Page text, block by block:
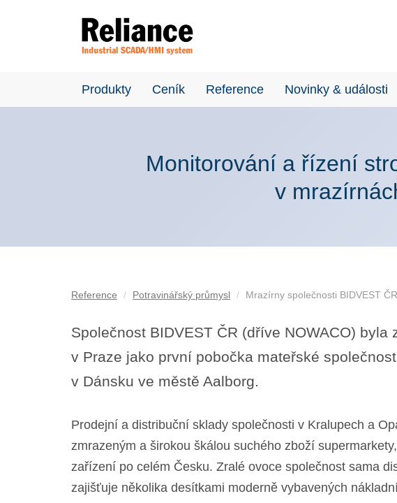
Produkty Ceník Reference Novinky & události
Monitorování a řízení
v
Reference Potravinářský průmysl Mrazírny společnosti BIDVEST ČR
Společnost BIDVEST ČR (dříve NOWACO) byla
v Praze jako první pobočka mateřské
v Dánsku ve městě Aalborg.
Prodejní a distribuční sklady společnosti v Kralupech a
zmrazeným a širokou škálou suchého zboží
zařízení po celém Česku. Zralé ovoce společnost sama
zajišťuje několika desítkami moderně vybavených